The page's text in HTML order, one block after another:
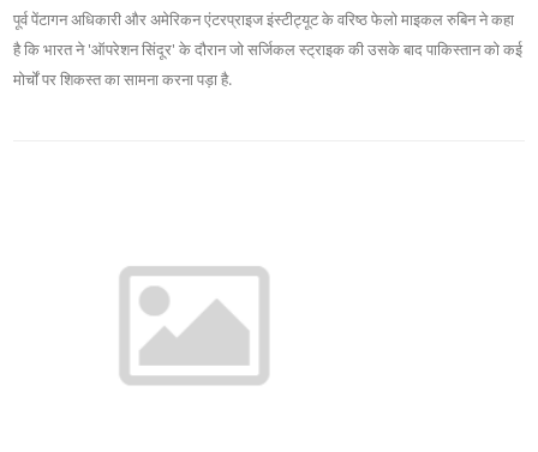
पूर्व पेंटागन अधिकारी और अमेरिकन एंटरप्राइज इंस्टीट्यूट के वरिष्ठ फेलो माइकल रुबिन ने कहा
है कि भारत ने 'ऑपरेशन सिंदूर' के दौरान जो सर्जिकल स्ट्राइक की उसके बाद पाकिस्तान को कई
मोर्चों पर शिकस्त का सामना करना पड़ा है.